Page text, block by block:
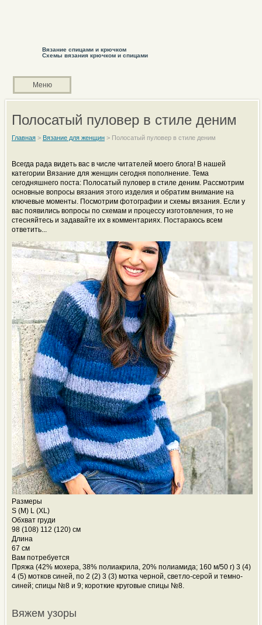
Вязание спицами и крючком
Схемы вязания крючком и спицами
Меню
Полосатый пуловер в стиле деним
Главная> Вязание для женщин> Полосатый пуловер в стиле деним
Всегда рада видеть вас в числе читателей моего блога! В нашей
категории Вязание для женщин сегодня пополнение. Тема
сегодняшнего поста: Полосатый пуловер в стиле деним. Рассмотрим
основные вопросы вязания этого изделия и обратим внимание на
ключевые моменты. Посмотрим фотографии и схемы вязания. Если у
вас появились вопросы по схемам и процессу изготовления, то не
стесняйтесь и задавайте их в комментариях. Постараюсь всем
ответить...
Размеры
S (M) L (XL)
Обхват груди
98 (108) 112 (120) см
Длина
67 см
Вам потребуется
Пряжа (42% мохера, 38% полиакрила, 20% полиамида; 160 м/50 г) 3 (4)
4 (5) мотков синей, по 2 (2) 3 (3) мотка черной, светло-серой и темно-
синей; спицы №8 и 9; короткие круговые спицы №8.
Вяжем узоры